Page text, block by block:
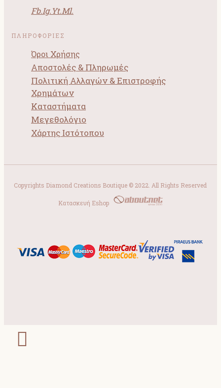
Fb.Ig.Yt.Ml.
ΠΛΗΡΟΦΟΡΙΕΣ
Όροι Χρήσης
Αποστολές & Πληρωμές
Πολιτική Αλλαγών & Επιστροφής
Χρημάτων
Καταστήματα
Μεγεθολόγιο
Χάρτης Ιστότοπου
Copyrights Diamond Creations Boutique © 2022. All Rights Reserved
Κατασκευή Eshop